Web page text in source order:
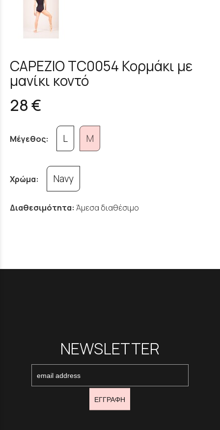
CAPEZIO TC0054 Κορμάκι με
μανίκι κοντό
28 €
Μέγεθος: L M
Χρώμα: Navy
Διαθεσιμότητα: Άμεσα διαθέσιμο
NEWSLETTER
ΕΓΓΡΑΦΗ